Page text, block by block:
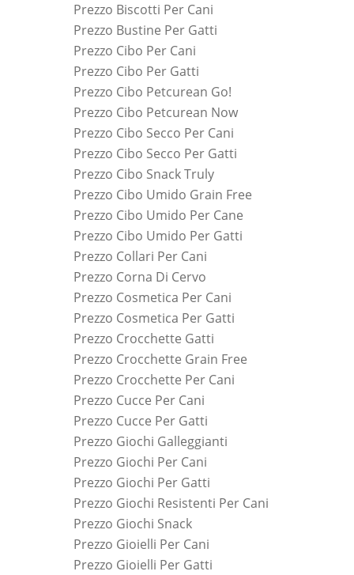
Prezzo Biscotti Per Cani
Prezzo Bustine Per Gatti
Prezzo Cibo Per Cani
Prezzo Cibo Per Gatti
Prezzo Cibo Petcurean Go!
Prezzo Cibo Petcurean Now
Prezzo Cibo Secco Per Cani
Prezzo Cibo Secco Per Gatti
Prezzo Cibo Snack Truly
Prezzo Cibo Umido Grain Free
Prezzo Cibo Umido Per Cane
Prezzo Cibo Umido Per Gatti
Prezzo Collari Per Cani
Prezzo Corna Di Cervo
Prezzo Cosmetica Per Cani
Prezzo Cosmetica Per Gatti
Prezzo Crocchette Gatti
Prezzo Crocchette Grain Free
Prezzo Crocchette Per Cani
Prezzo Cucce Per Cani
Prezzo Cucce Per Gatti
Prezzo Giochi Galleggianti
Prezzo Giochi Per Cani
Prezzo Giochi Per Gatti
Prezzo Giochi Resistenti Per Cani
Prezzo Giochi Snack
Prezzo Gioielli Per Cani
Prezzo Gioielli Per Gatti